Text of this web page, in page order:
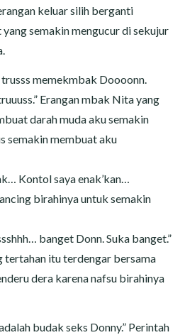
keluar silih berganti
semakin mengucur di sekujur
memekmbak Doooonn.
Erangan mbak Nita yang
darah muda aku semakin
semakin membuat aku
Kontol saya enak’kan…
birahinya untuk semakin
banget Donn. Suka banget.”
tertahan itu terdengar bersama
dera karena nafsu birahinya
budak seks Donny.” Perintah